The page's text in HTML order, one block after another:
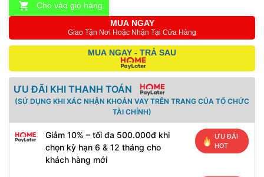
Cho vào giỏ hàng
MUA NGAY
Giao Tận Nơi Hoặc Nhận Tại Cửa Hàng
MUA NGAY - TRẢ SAU
ƯU ĐÃI KHI THANH TOÁN
(SỬ DỤNG KHI XÁC NHẬN KHOẢN VAY TRÊN TRANG CỦA TỔ CHỨC
TÀI CHÍNH)
Giảm 10% – tối đa 500.000đ khi
chọn kỳ hạn 6 & 12 tháng cho
khách hàng mới
ƯU ĐÃI
HOT